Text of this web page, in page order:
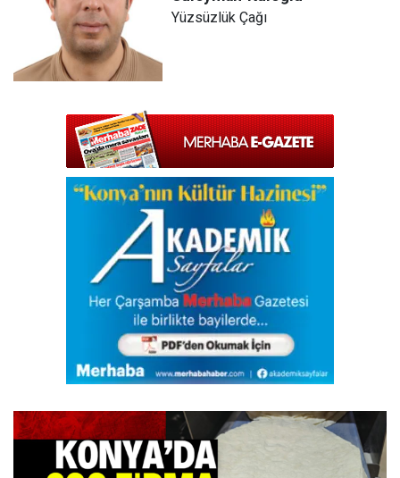
Yüzsüzlük Çağı